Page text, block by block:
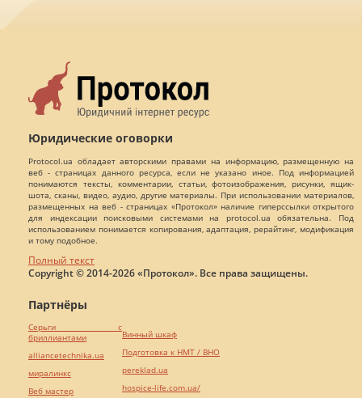
Юридические оговорки
Protocol.ua обладает авторскими правами на информацию, размещенную на
веб - страницах данного ресурса, если не указано иное. Под информацией
понимаются тексты, комментарии, статьи, фотоизображения, рисунки, ящик-
шота, сканы, видео, аудио, другие материалы. При использовании материалов,
размещенных на веб - страницах «Протокол» наличие гиперссылки открытого
для индексации поисковыми системами на protocol.ua обязательна. Под
использованием понимается копирования, адаптация, рерайтинг, модификация
и тому подобное.
Полный текст
Copyright © 2014-2026 «Протокол». Все права защищены.
Партнёры
Серьги с
бриллиантами
alliancetechnika.ua
миралинкс
Веб мастер
Винный шкаф
Подготовка к НМТ / ВНО
pereklad.ua
hospice-life.com.ua/